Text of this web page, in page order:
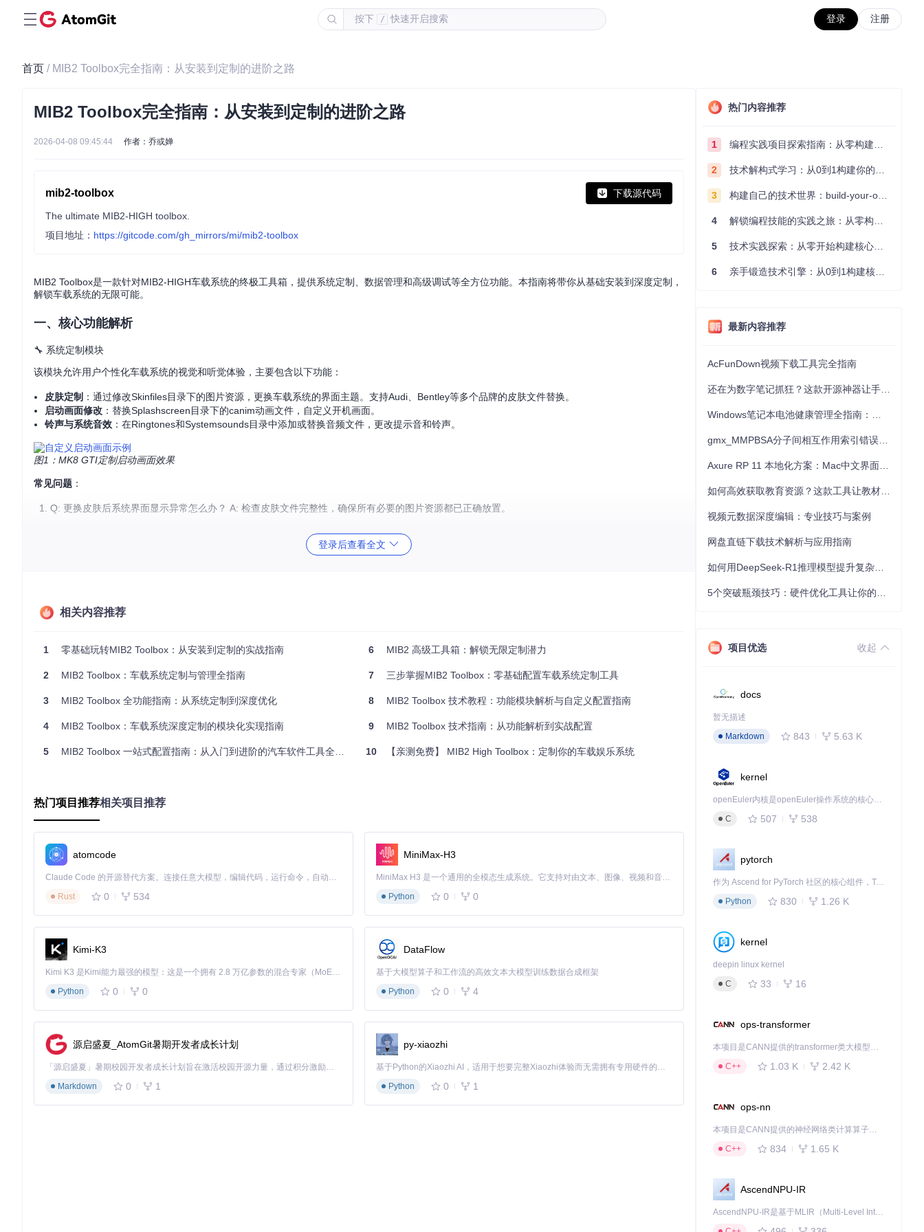
按下 / 快速开启搜索 登录 注册
首页 / MIB2 Toolbox完全指南：从安装到定制的进阶之路
MIB2 Toolbox完全指南：从安装到定制的进阶之路
2026-04-08 09:45:44 作者：乔或婵
mib2-toolbox 下载源代码
The ultimate MIB2-HIGH toolbox.
项目地址： https://gitcode.com/gh_mirrors/mi/mib2-toolbox
MIB2 Toolbox是一款针对MIB2-HIGH车载系统的终极工具箱，提供系统定制、数据管理和高级调试等全方位功能。本指南将带你从基础安装到深度定制，
解锁车载系统的无限可能。
一、核心功能解析
🔧 系统定制模块
该模块允许用户个性化车载系统的视觉和听觉体验，主要包含以下功能：
皮肤定制 ：通过修改Skinfiles目录下的图片资源，更换车载系统的界面主题。支持Audi、Bentley等多个品牌的皮肤文件替换。
启动画面修改 ：替换Splashscreen目录下的canim动画文件，自定义开机画面。
铃声与系统音效 ：在Ringtones和Systemsounds目录中添加或替换音频文件，更改提示音和铃声。
图1：MK8 GTI定制启动画面效果
常见问题 ：
Q: 更换皮肤后系统界面显示异常怎么办？ A: 检查皮肤文件完整性，确保所有必要的图片资源都已正确放置。
Q: 自定义启动画面不生效是什么原因？ A: 确认canim文件格式正确，可尝试使用Tools目录下的compress-canim.py工具重新压缩文件。
数据导入：使用import_*.sh脚本导入地图数据、 Gracenote音乐数据库等。
常见问题：
Q: 数据转储失败如何解决？ A: 检查SD卡剩余空间和读写权限，确保脚本具有可执行权限。
Q: 导入地图数据后导航功能异常怎么办？ A: 确认地图数据版本与系统兼容，可尝试使用patch_mapstylestoSD_*.sh脚本修复地图样式。
⚙️ 高级工具模块
提供系统调试和高级配置功能，适合有一定技术基础的用户：
系统信息：运行util_info.sh获取硬件配置和系统版本信息。
![内饰照明控制界面](https://raw.gitcode.com/gh_mirrors/mi/mib2-toolbox/raw/007e0d6c37a8f32259a3d1636e3f74b80f3c8be6/Modifications/Graphics/
Car-Skins/Seat/ST/Mystery Blue/interieur_lighting.png?utm_source=gitcode_repo_files) 图2：通过工具箱定制的内饰照明控制界面
常见问题 ：
Q: 无法通过Telnet连接车载系统怎么办？ A: 检查network模块是否正确激活，防火墙设置是否阻止了连接。
二、快速上手指南
环境准备
确保车载系统满足以下要求：
MIB2-HIGH硬件平台
至少8GB可用空间的SD卡
稳定的电源供应
安装步骤
Step 1: 获取项目代码
git clone
登录后查看全文
相关内容推荐
1 零基础玩转MIB2 Toolbox：从安装到定制的实战指南
2 MIB2 Toolbox：车载系统定制与管理全指南
3 MIB2 Toolbox 全功能指南：从系统定制到深度优化
4 MIB2 Toolbox：车载系统深度定制的模块化实现指南
5 MIB2 Toolbox 一站式配置指南：从入门到进阶的汽车软件工具全攻略
6 MIB2 高级工具箱：解锁无限定制潜力
7 三步掌握MIB2 Toolbox：零基础配置车载系统定制工具
8 MIB2 Toolbox 技术教程：功能模块解析与自定义配置指南
9 MIB2 Toolbox 技术指南：从功能解析到实战配置
10 【亲测免费】 MIB2 High Toolbox：定制你的车载娱乐系统
热门项目推荐相关项目推荐
atomcode
Claude Code 的开源替代方案。连接任意大模型，编辑代码，运行命令，自动验证 — 全自动执行。用 Rust 构建，极致性能。 ｜ An open-source alternative to Claude Code. Connect any LLM, edit code, run commands, and verify changes — autonomously. Built in Rust for speed. Get Started
Rust
0 534
MiniMax-H3
MiniMax H3 是一个通用的全模态生成系统。它支持对由文本、图像、视频和音频组成的多模态上下文进行统一理解，并能生成分辨率高达 2K、时长可达 15 秒的带原生立体声音频的视频。得益于面向任务泛化的系统设计，H3 在预训练阶段就已具备广泛的多模态上下文理解与生成能力，能够出色地执行复杂的多模态指令。
Python
0 0
Kimi-K3
Kimi K3 是Kimi能力最强的模型：这是一个拥有 2.8 万亿参数的混合专家（MoE）模型，具备原生视觉理解能力，并支持 100 万 token 的上下文窗口。
Python
0 0
DataFlow
基于大模型算子和工作流的高效文本大模型训练数据合成框架
Python
0 4
源启盛夏_AtomGit暑期开发者成长计划
「源启盛夏」暑期校园开发者成长计划旨在激活校园开源力量，通过积分激励、认证扶持、资源倾斜等形式，引导高校组织和开发者完成「入驻 — 建项目 — 做贡献 — 获认证 — 得资源」的完整闭环。无论你是想带领社团入驻平台的组织者，还是希望用代码贡献证明自己的开发者，都能在这里找到属于你的成长路径。
Markdown
0 1
py-xiaozhi
基于Python的Xiaozhi AI，适用于想要完整Xiaozhi体验而无需拥有专用硬件的用户。
Python
0 1
热门内容推荐
1 编程实践项目探索指南：从零构建技术能力体系
2 技术解构式学习：从0到1构建你的编程知识体系
3 构建自己的技术世界：build-your-own-x项目的实践探索指南
4 解锁编程技能的实践之旅：从零构建你的技术世界
5 技术实践探索：从零开始构建核心系统的实践指南
6 亲手锻造技术引擎：从0到1构建核心系统的实践指南
最新内容推荐
AcFunDown视频下载工具完全指南
视频元数据深度编辑：专业技巧与案例
网盘直链下载技术解析与应用指南
项目优选 收起
docs
暂无描述
Markdown
843 5.63 K
kernel
openEuler内核是openEuler操作系统的核心，既是系统性能与稳定性的基石，也是连接处理器、设备与服务的桥梁。
C
507 538
pytorch
作为 Ascend for PyTorch 社区的核心组件，TorchNPU 是昇腾专为 PyTorch 打造的深度学习适配插件，使 PyTorch 框架能够直接调用昇腾 NPU，为开发者提供昇腾 AI 处理器的超强算力。
Python
830 1.26 K
kernel
deepin linux kernel
C
33 16
ops-transformer
本项目是CANN提供的transformer类大模型算子库，实现网络在NPU上加速计算。
C++
1.03 K 2.42 K
ops-nn
本项目是CANN提供的神经网络类计算算子库，实现网络在NPU上加速计算。
C++
834 1.65 K
AscendNPU-IR
AscendNPU-IR是基于MLIR（Multi-Level Intermediate Representation）构建的，面向昇腾亲和算子编译时使用的中间表示，提供昇腾完备表达能力，通过编译优化提升昇腾AI处理器计算效率，支持通过生态框架使能昇腾AI处理器与深度调优